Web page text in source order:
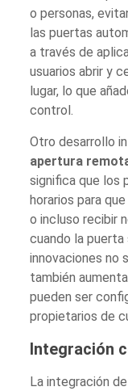
o personas,
las puertas
a través de
usuarios abrir y
lugar, lo que
control.
Otro desarrollo
apertura
significa que los
horarios para
o incluso recibir
cuando la puerta
innovaciones no
también
pueden ser
propietarios de
Integración
La integración